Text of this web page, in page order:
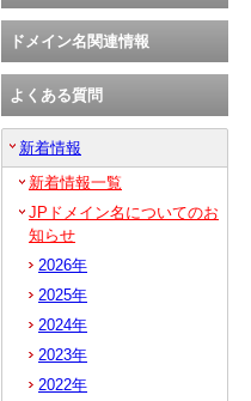
ドメイン名関連情報
よくある質問
新着情報
新着情報一覧
JPドメイン名についてのお
知らせ
2026年
2025年
2024年
2023年
2022年